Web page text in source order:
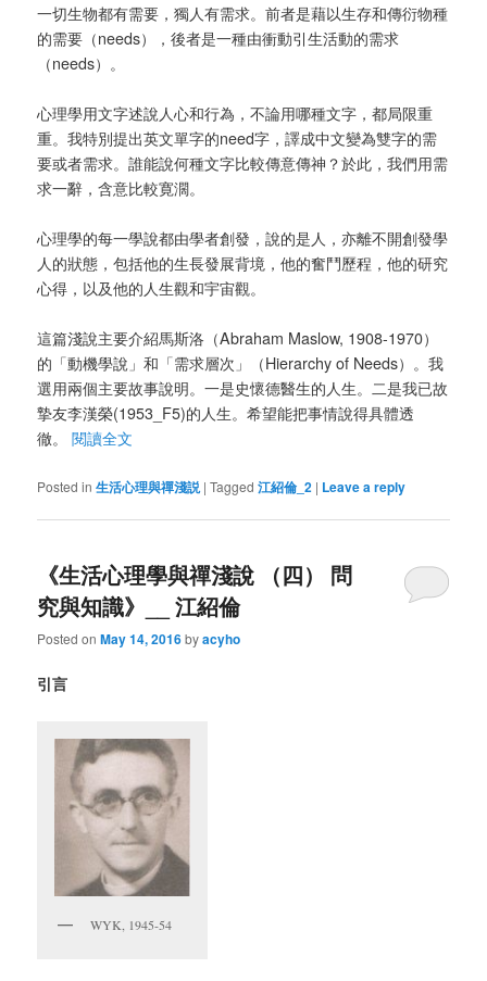
一切生物都有需要，獨人有需求。前者是藉以生存和傳衍物種
的需要（needs），後者是一種由衝動引生活動的需求
（needs）。
心理學用文字述說人心和行為，不論用哪種文字，都局限重
重。我特別提出英文單字的need字，譯成中文變為雙字的需
要或者需求。誰能說何種文字比較傳意傳神？於此，我們用需
求一辭，含意比較寛濶。
心理學的每一學說都由學者創發，說的是人，亦離不開創發學
人的狀態，包括他的生長發展背境，他的奮鬥歷程，他的研究
心得，以及他的人生觀和宇宙觀。
這篇淺說主要介紹馬斯洛（Abraham Maslow, 1908-1970）
的「動機學說」和「需求層次」（Hierarchy of Needs）。我
選用兩個主要故事說明。一是史懷德醫生的人生。二是我已故
摯友李漢榮(1953_F5)的人生。希望能把事情說得具體透
徹。
閱讀全文
Posted in 生活心理與禪淺説 |Tagged 江紹倫_2 | Leave a reply
《生活心理學與禪淺說 （四） 問
究與知識》__ 江紹倫
Posted onMay 14, 2016byacyho
引言
WYK, 1945-54